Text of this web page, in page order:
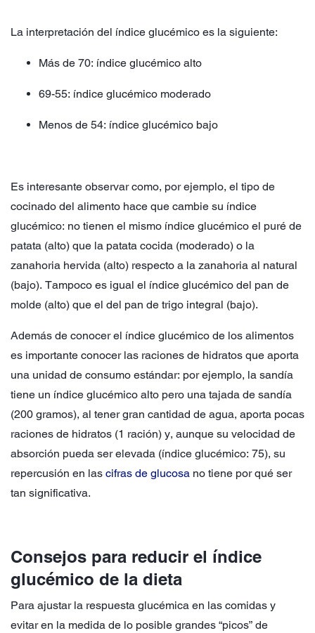
La interpretación del índice glucémico es la siguiente:
Más de 70: índice glucémico alto
69-55: índice glucémico moderado
Menos de 54: índice glucémico bajo
Es interesante observar como, por ejemplo, el tipo de
cocinado del alimento hace que cambie su índice
glucémico: no tienen el mismo índice glucémico el puré de
patata (alto) que la patata cocida (moderado) o la
zanahoria hervida (alto) respecto a la zanahoria al natural
(bajo). Tampoco es igual el índice glucémico del pan de
molde (alto) que el del pan de trigo integral (bajo).
Además de conocer el índice glucémico de los alimentos
es importante conocer las raciones de hidratos que aporta
una unidad de consumo estándar: por ejemplo, la sandía
tiene un índice glucémico alto pero una tajada de sandía
(200 gramos), al tener gran cantidad de agua, aporta pocas
raciones de hidratos (1 ración) y, aunque su velocidad de
absorción pueda ser elevada (índice glucémico: 75), su
repercusión en las cifras de glucosa no tiene por qué ser
tan significativa.
Consejos para reducir el índice
glucémico de la dieta
Para ajustar la respuesta glucémica en las comidas y
evitar en la medida de lo posible grandes “picos” de